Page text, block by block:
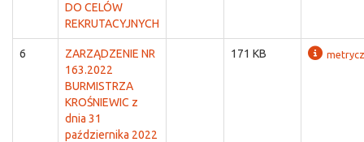
DO CELÓW
REKRUTACYJNYCH
6
ZARZĄDZENIE NR
163.2022
BURMISTRZA
KROŚNIEWIC z
dnia 31
października 2022
171 KB